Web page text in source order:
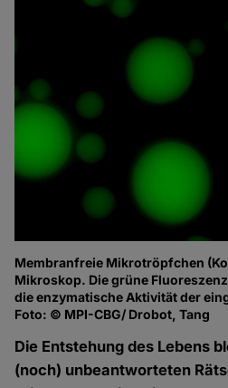
Membranfreie Mikrotröpfchen
Mikroskop. Die grüne
die enzymatische Aktivität der
Foto: © MPI-CBG/ Drobot, Tang
Die Entstehung des Lebens
(noch) unbeantworteten